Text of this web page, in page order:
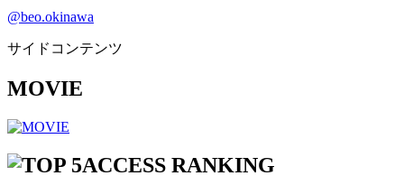
@beo.okinawa
サイドコンテンツ
MOVIE
ACCESS RANKING